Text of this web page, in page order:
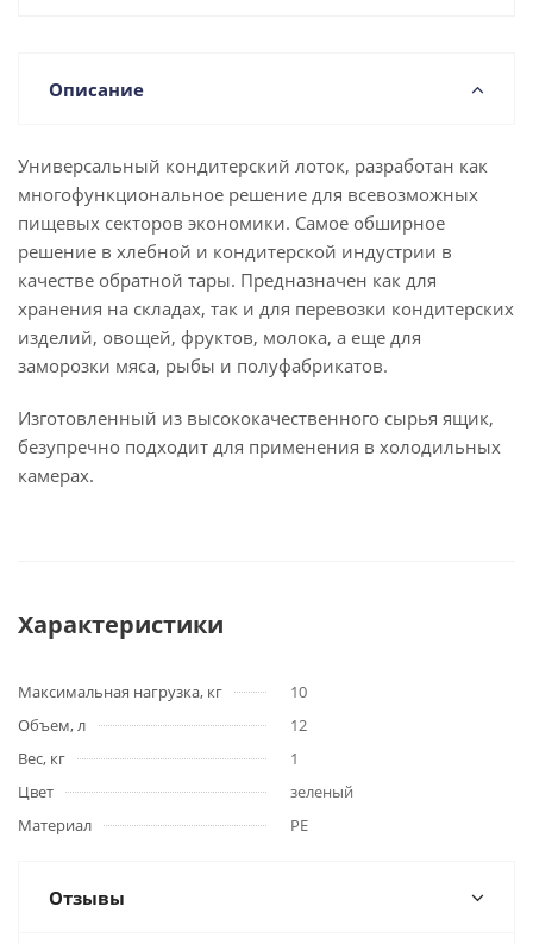
Описание
Универсальный кондитерский лоток, разработан как
многофункциональное решение для всевозможных
пищевых секторов экономики. Самое обширное
решение в хлебной и кондитерской индустрии в
качестве обратной тары. Предназначен как для
хранения на складах, так и для перевозки кондитерских
изделий, овощей, фруктов, молока, а еще для
заморозки мяса, рыбы и полуфабрикатов.
Изготовленный из высококачественного сырья ящик,
безупречно подходит для применения в холодильных
камерах.
Характеристики
Максимальная нагрузка, кг
10
Объем, л
12
Вес, кг
1
Цвет
зеленый
Материал
PE
Отзывы